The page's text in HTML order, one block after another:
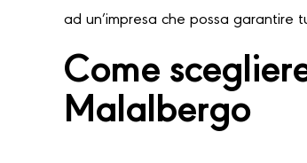
ad un’impresa che possa garantire
Come
Malalbergo